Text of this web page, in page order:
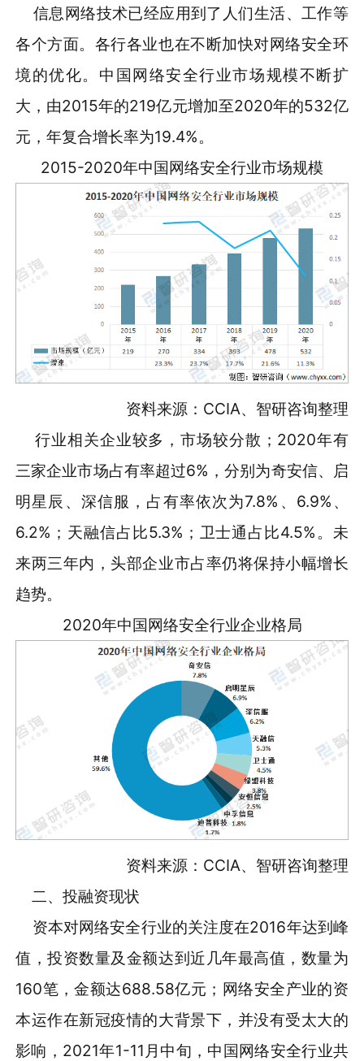
信息网络技术已经应用到了人们生活、工作等
各个方面。各行各业也在不断加快对网络安全环
境的优化。中国网络安全行业市场规模不断扩
大，由2015年的219亿元增加至2020年的532亿
元，年复合增长率为19.4%。
2015-2020年中国网络安全行业市场规模
资料来源：CCIA、智研咨询整理
行业相关企业较多，市场较分散；2020年有
三家企业市场占有率超过6%，分别为奇安信、启
明星辰、深信服，占有率依次为7.8%、6.9%、
6.2%；天融信占比5.3%；卫士通占比4.5%。未
来两三年内，头部企业市占率仍将保持小幅增长
趋势。
2020年中国网络安全行业企业格局
资料来源：CCIA、智研咨询整理
二、投融资现状
资本对网络安全行业的关注度在2016年达到峰
值，投资数量及金额达到近几年最高值，数量为
160笔，金额达688.58亿元；网络安全产业的资
本运作在新冠疫情的大背景下，并没有受太大的
影响，2021年1-11月中旬，中国网络安全行业共